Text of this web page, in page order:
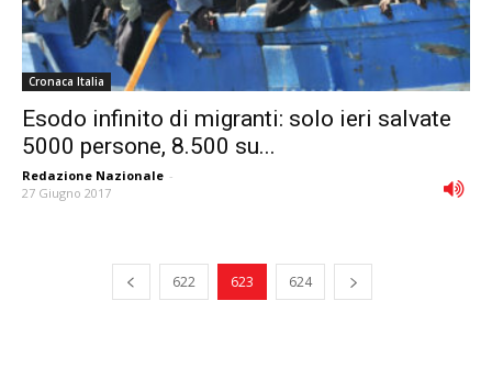
Cronaca Italia
Esodo infinito di migranti: solo ieri salvate
5000 persone, 8.500 su...
Redazione Nazionale -
27 Giugno 2017
622 623 624